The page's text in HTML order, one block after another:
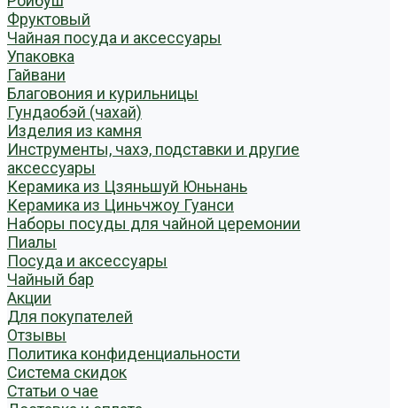
Фруктовый
Чайная посуда и аксессуары
Упаковка
Гайвани
Благовония и курильницы
Гундаобэй (чахай)
Изделия из камня
Инструменты, чахэ, подставки и другие
аксессуары
Керамика из Цзяньшуй Юньнань
Керамика из Циньчжоу Гуанси
Наборы посуды для чайной церемонии
Пиалы
Посуда и аксессуары
Чайный бар
Акции
Для покупателей
Отзывы
Политика конфиденциальности
Система скидок
Статьи о чае